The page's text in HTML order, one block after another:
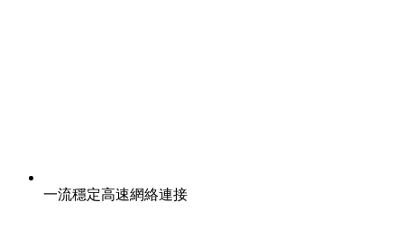
一流穩定高速網絡連接